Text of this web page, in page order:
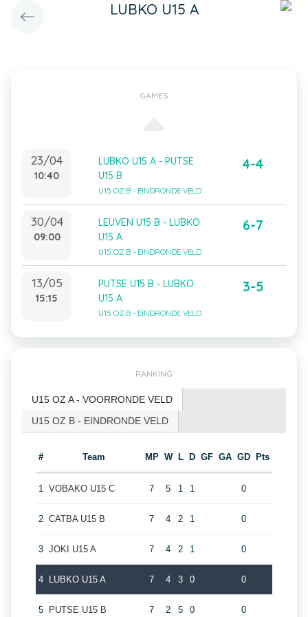
LUBKO U15 A
GAMES
23/04
10:40
LUBKO U15 A - PUTSE
U15 B
U15 OZ B - EINDRONDE VELD
4-4
30/04
09:00
LEUVEN U15 B - LUBKO
U15 A
U15 OZ B - EINDRONDE VELD
6-7
13/05
15:15
PUTSE U15 B - LUBKO
U15 A
U15 OZ B - EINDRONDE VELD
3-5
RANKING
U15 OZ A - VOORRONDE VELD
U15 OZ B - EINDRONDE VELD
# Team MP W L D GF GA GD Pts
1 VOBAKO U15 C 7 5 1 1 0
2 CATBA U15 B 7 4 2 1 0
3 JOKI U15 A 7 4 2 1 0
4 LUBKO U15 A 7 4 3 0 0
5 PUTSE U15 B 7 2 5 0 0